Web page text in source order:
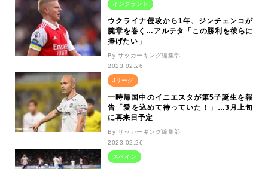
イングランド
ウクライナ侵攻から1年、ジンチェンコが
腕章を巻く…アルテタ「この勝利を彼らに
捧げたい」
By サッカーキング編集部
2023.02.26
Jリーグ
一時帰国中のイニエスタが第5子誕生を報
告「愛を込めて待っていた！」…3月上旬
に再来日予定
By サッカーキング編集部
2023.02.26
スペイン